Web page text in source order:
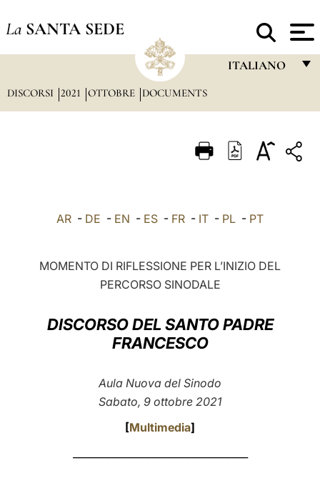
La SANTA SEDE
ITALIANO
ITALIANO
POLSKI
中文
DISCORSI 2021 OTTOBRE DOCUMENTS
AR - DE - EN - ES - FR - IT - PL - PT
MOMENTO DI RIFLESSIONE PER L’INIZIO DEL
PERCORSO SINODALE
DISCORSO DEL SANTO PADRE
FRANCESCO
Aula Nuova del Sinodo
Sabato, 9 ottobre 2021
[Multimedia]